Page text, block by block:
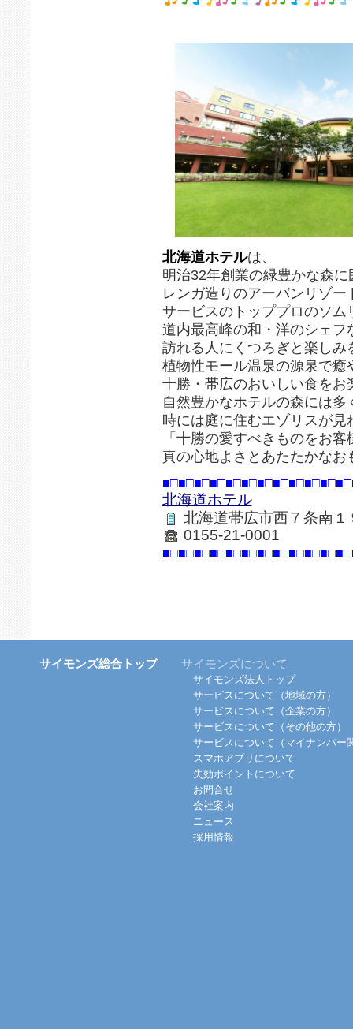
北海道ホテルは、
明治32年創業の緑豊かな森に
レンガ造りのアーバンリゾー
サービスのトッププロのソム
道内最高峰の和・洋のシェ
訪れる人にくつろぎと楽しみ
植物性モール温泉の源泉で癒
十勝・帯広のおいしい食をお
自然豊かなホテルの森には多
時には庭に住むエゾリスが見
「十勝の愛すべきものをお
真の心地よさとあたたかな
北海道ホテル
北海道帯広市西７条南１
0155-21-0001
サイモンズ総合トップ サイモンズについて
サイモンズ法人トップ
サービスについて（地域の方）
サービスについて（企業の方）
サービスについて（その他の方）
サービスについて（マイナンバー
スマホアプリについて
失効ポイントについて
お問合せ
会社案内
ニュース
採用情報